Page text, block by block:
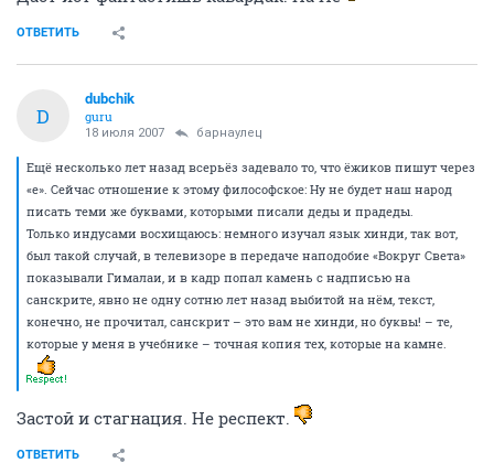
ОТВЕТИТЬ
D
dubchik
guru
18 июля 2007 барнаулец
Ещё несколько лет назад всерьёз задевало то, что ёжиков пишут через
«е». Сейчас отношение к этому философское: Ну не будет наш народ
писать теми же буквами, которыми писали деды и прадеды.
Только индусами восхищаюсь: немного изучал язык хинди, так вот,
был такой случай, в телевизоре в передаче наподобие «Вокруг Света»
показывали Гималаи, и в кадр попал камень с надписью на
санскрите, явно не одну сотню лет назад выбитой на нём, текст,
конечно, не прочитал, санскрит – это вам не хинди, но буквы! – те,
которые у меня в учебнике – точная копия тех, которые на камне.
Застой и стагнация. Не респект.
ОТВЕТИТЬ